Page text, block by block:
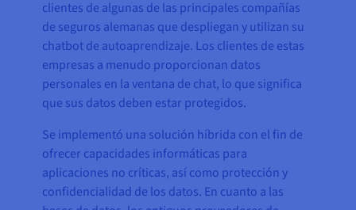
clientes de algunas de las principales compañías
de seguros alemanas que despliegan y utilizan su
chatbot de autoaprendizaje. Los clientes de estas
empresas a menudo proporcionan datos
personales en la ventana de chat, lo que significa
que sus datos deben estar protegidos.
Se implementó una solución híbrida con el fin de
ofrecer capacidades informáticas para
aplicaciones no críticas, así como protección y
confidencialidad de los datos. En cuanto a las